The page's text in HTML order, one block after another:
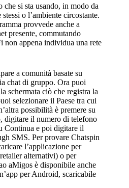
si sta usando, in modo da
o l’ambiente circostante.
provvede anche a
presente, commutando
non appena individua una rete
a comunità basate su
chat di gruppo. Ora puoi
schermata ciò che registra la
selezionare il Paese tra cui
possibilità è premere su
digitare il numero di telefono
Continua e poi digitare il
SMS. Per provare Chatspin
l’applicazione per
alternativi) o per
aMigos è disponibile anche
per Android, scaricabile